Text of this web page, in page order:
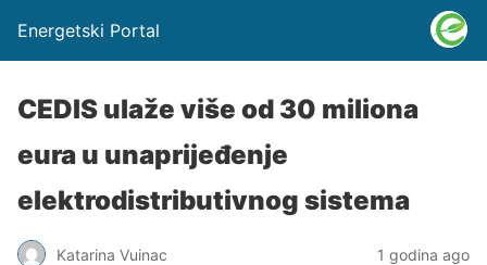
Energetski Portal
CEDIS ulaže više od 30 miliona
eura u unaprijeđenje
elektrodistributivnog sistema
Katarina Vuinac 1 godina ago